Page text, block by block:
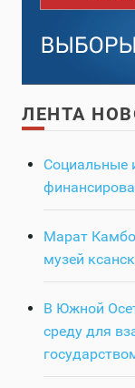
ЛЕНТА
Социальные
Марат
музей
В Южной
среду для